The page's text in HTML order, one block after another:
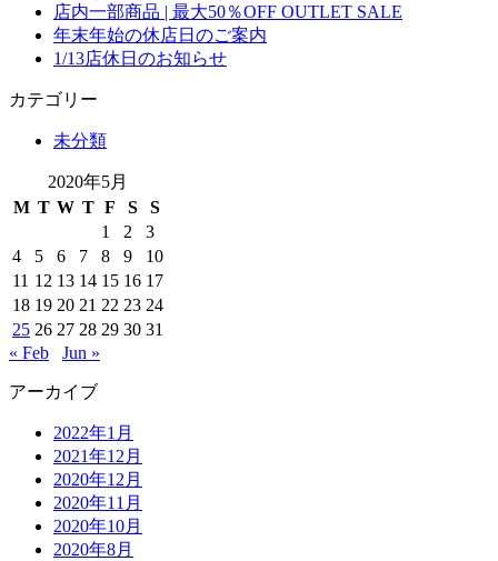
店内一部商品 | 最大50％OFF OUTLET SALE
年末年始の休店日のご案内
1/13店休日のお知らせ
カテゴリー
未分類
2020年5月
M T W T F S
S
1
2
3
4
5 6 7 8 9
10
11 12 13 14 15 16 17
18 19 20 21 22 23 24
25 26 27 28 29 30 31
« Feb
Jun »
アーカイブ
2022年1月
2021年12月
2020年12月
2020年11月
2020年10月
2020年8月